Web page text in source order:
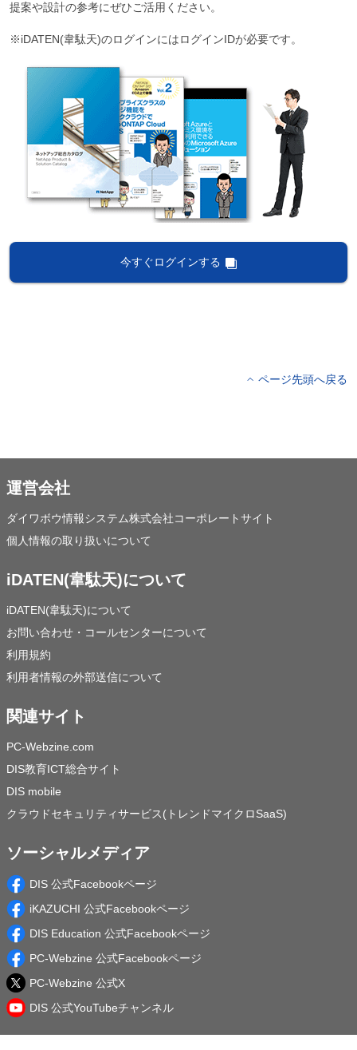
提案や設計の参考にぜひご活用ください。
※iDATEN(韋駄天)のログインにはログインIDが必要です。
今すぐログインする
ページ先頭へ戻る
運営会社
ダイワボウ情報システム株式会社コーポレートサイト
個人情報の取り扱いについて
iDATEN(韋駄天)について
iDATEN(韋駄天)について
お問い合わせ・コールセンターについて
利用規約
利用者情報の外部送信について
関連サイト
PC-Webzine.com
DIS教育ICT総合サイト
DIS mobile
クラウドセキュリティサービス(トレンドマイクロSaaS)
ソーシャルメディア
DIS 公式Facebookページ
iKAZUCHI 公式Facebookページ
DIS Education 公式Facebookページ
PC-Webzine 公式Facebookページ
PC-Webzine 公式X
DIS 公式YouTubeチャンネル